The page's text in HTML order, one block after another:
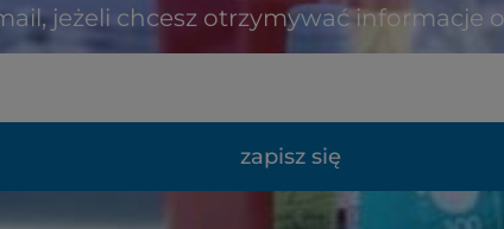
jeżeli chcesz otrzymywać informacje
zapisz się